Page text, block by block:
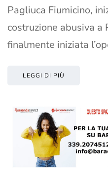
Pagliuca Fiumicino,
costruzione abusiva a
finalmente iniziata
LEGGI DI PIÙ